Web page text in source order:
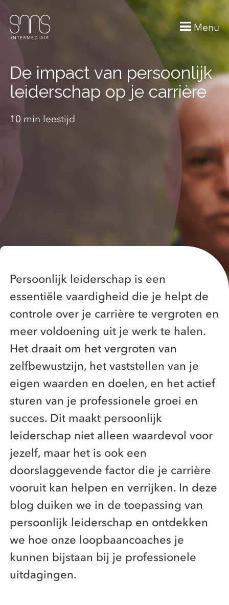
Menu
De impact van persoonlijk
leiderschap op je carrière
10 min leestijd
Persoonlijk leiderschap is een
essentiële vaardigheid die je helpt de
controle over je carrière te vergroten en
meer voldoening uit je werk te halen.
Het draait om het vergroten van
zelfbewustzijn, het vaststellen van je
eigen waarden en doelen, en het actief
sturen van je professionele groei en
succes. Dit maakt persoonlijk
leiderschap niet alleen waardevol voor
jezelf, maar het is ook een
doorslaggevende factor die je carrière
vooruit kan helpen en verrijken. In deze
blog duiken we in de toepassing van
persoonlijk leiderschap en ontdekken
we hoe onze loopbaancoaches je
kunnen bijstaan bij je professionele
uitdagingen.